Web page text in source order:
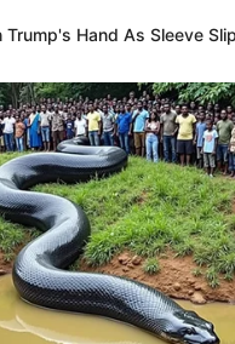
Trump's Hand As Sleeve